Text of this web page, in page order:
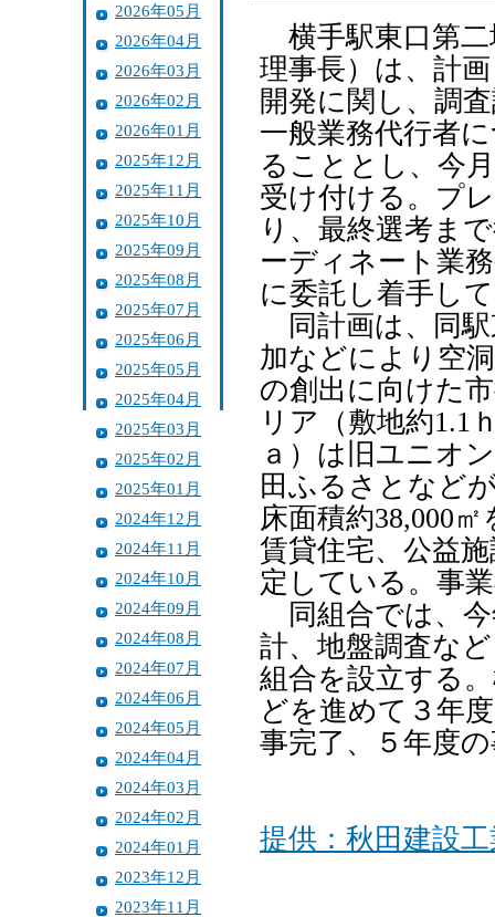
2026年05月
2026年04月
2026年03月
2026年02月
2026年01月
2025年12月
2025年11月
2025年10月
2025年09月
2025年08月
2025年07月
2025年06月
2025年05月
2025年04月
2025年03月
2025年02月
2025年01月
2024年12月
2024年11月
2024年10月
2024年09月
2024年08月
2024年07月
2024年06月
2024年05月
2024年04月
2024年03月
2024年02月
2024年01月
2023年12月
2023年11月
横手駅東口第二
理事長）は、計
開発に関し、調
一般業務代行者
ることとし、今
受け付ける。プ
り、最終選考ま
ーディネート業
に委託し着手し
同計画は、同駅
加などにより空
の創出に向けた
リア（敷地約1.1
ａ）は旧ユニオ
田ふるさとなど
床面積約38,000
賃貸住宅、公益
定している。事
同組合では、今
計、地盤調査な
組合を設立する
どを進めて３年
事完了、５年度
提供：秋田建設